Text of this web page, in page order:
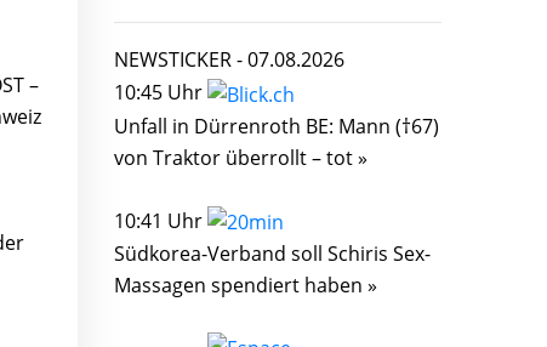
–
NEWSTICKER -07.08.2026
10:45 Uhr
Unfall in Dürrenroth BE: Mann (†67)
von Traktor überrollt – tot »
10:41 Uhr
Südkorea-Verband soll Schiris Sex-
Massagen spendiert haben »